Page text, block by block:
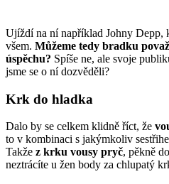
Ujíždí na ní například Johny Depp,
všem. Můžeme tedy bradku
úspěchu? Spíše ne, ale svoje
jsme se o ní dozvěděli?
Krk do hladka
Dalo by se celkem klidně říct, že
to v kombinaci s jakýmkoliv
Takže z krku vousy pryč, pěkně
neztrácíte u žen body za chlupatý